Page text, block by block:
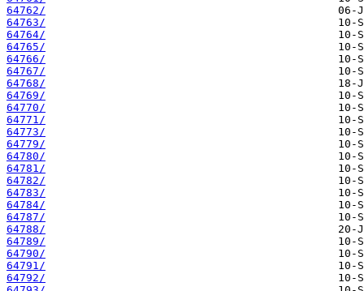
64762/
64763/
64764/
64765/
64766/
64767/
64768/
64769/
64770/
64771/
64773/
64779/
64780/
64781/
64782/
64783/
64784/
64787/
64788/
64789/
64790/
64791/
64792/